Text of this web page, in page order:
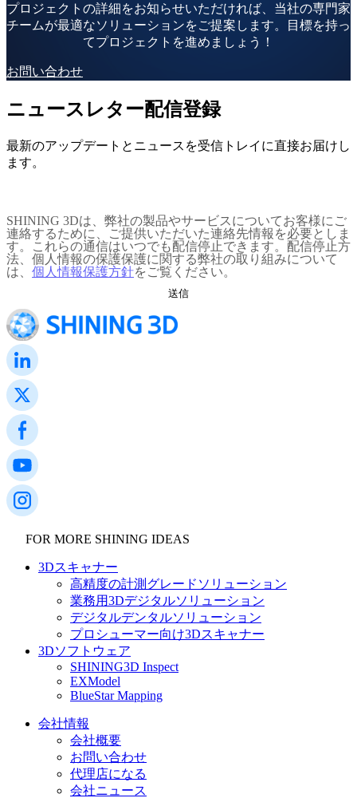
プロジェクトの詳細をお知らせいただければ、当社の専門家
チームが最適なソリューションをご提案します。目標を持っ
てプロジェクトを進めましょう！
お問い合わせ
ニュースレター配信登録
最新のアップデートとニュースを受信トレイに直接お届けし
ます。
SHINING 3Dは、弊社の製品やサービスについてお客様にご
連絡するために、ご提供いただいた連絡先情報を必要としま
す。これらの通信はいつでも配信停止できます。配信停止方
法、個人情報の保護保護に関する弊社の取り組みについて
は、 個人情報保護方針をご覧ください。
FOR MORE SHINING IDEAS
3Dスキャナー
高精度の計測グレードソリューション
業務用3Dデジタルソリューション
デジタルデンタルソリューション
プロシューマー向け3Dスキャナー
3Dソフトウェア
SHINING3D Inspect
EXModel
BlueStar Mapping
会社情報
会社概要
お問い合わせ
代理店になる
会社ニュース